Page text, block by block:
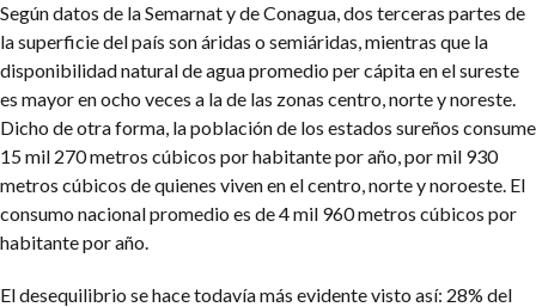
Según datos de la Semarnat y de Conagua, dos terceras partes de
la superficie del país son áridas o semiáridas, mientras que la
disponibilidad natural de agua promedio per cápita en el sureste
es mayor en ocho veces a la de las zonas centro, norte y noreste.
Dicho de otra forma, la población de los estados sureños consume
15 mil 270 metros cúbicos por habitante por año, por mil 930
metros cúbicos de quienes viven en el centro, norte y noroeste. El
consumo nacional promedio es de 4 mil 960 metros cúbicos por
habitante por año.
El desequilibrio se hace todavía más evidente visto así: 28% del